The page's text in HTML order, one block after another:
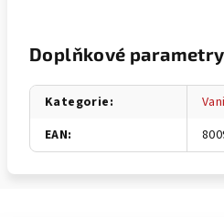
Doplňkové parametry
Kategorie:
EAN: